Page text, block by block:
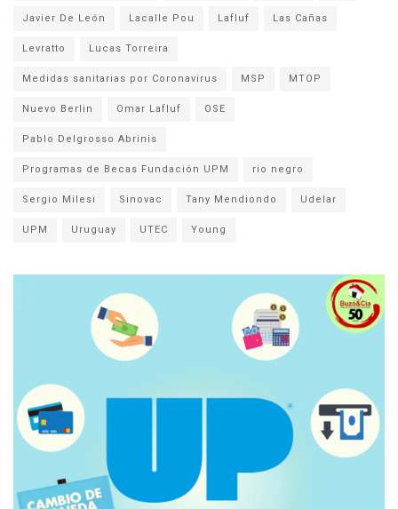
Javier De León Lacalle Pou Lafluf Las Cañas
Levratto Lucas Torreira
Medidas sanitarias por Coronavirus MSP MTOP
Nuevo Berlin Omar Lafluf OSE
Pablo Delgrosso Abrinis
Programas de Becas Fundación UPM rio negro
Sergio Milesi Sinovac Tany Mendiondo Udelar
UPM Uruguay UTEC Young